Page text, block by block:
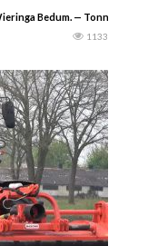
Bedum. — Tonnie Stam
1133